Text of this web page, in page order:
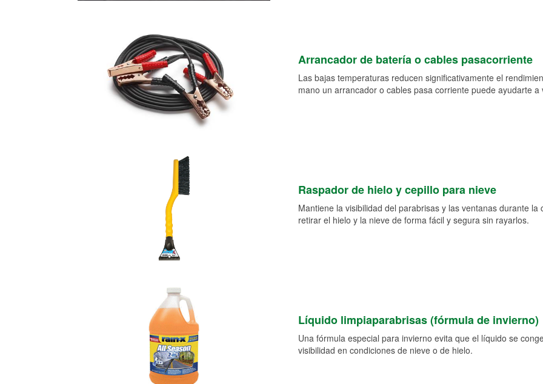
Arrancador de batería o cables pasacorriente
Las bajas temperaturas reducen significativamente el
mano un arrancador o cables pasa corriente puede ayudarte
Raspador de hielo y cepillo para nieve
Mantiene la visibilidad del parabrisas y las ventanas durante
retirar el hielo y la nieve de forma fácil y segura sin rayarlos.
Líquido limpiaparabrisas (fórmula de invierno)
Una fórmula especial para invierno evita que el líquido se
visibilidad en condiciones de nieve o de hielo.